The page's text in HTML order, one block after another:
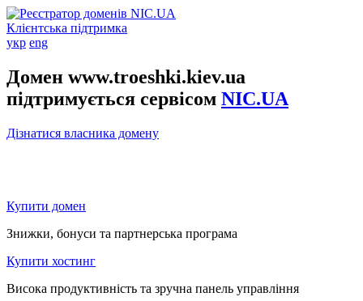
Клієнтська підтримка
укр eng
Домен www.troeshki.kiev.ua
підтримується сервісом NIC.UA
Дізнатися власника домену
Купити домен
Знижки, бонуси та партнерська програма
Купити хостинг
Висока продуктивність та зручна панель управління